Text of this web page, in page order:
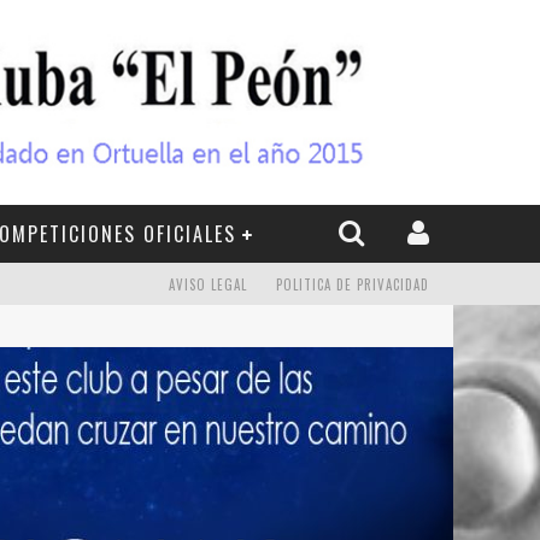
OFICIALES
AVISO LEGAL POLITICA DE PRIVACIDAD